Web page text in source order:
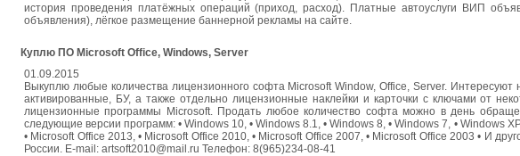
история проведения платёжных операций (приход, расход). Платные автоуслуги ВИП
объявления), лёгкое размещение баннерной рекламы на сайте.
Куплю ПО Microsoft Office, Windows, Server
01.09.2015
Выкуплю любые количества лицензионного софта Microsoft Window, Office, Server.
активированные, БУ, а также отдельно лицензионные наклейки и карточки с ключами от
лицензионные программы Microsoft. Продать любое количество софта можно в день
следующие версии программ: • Windows 10, • Windows 8.1, • Windows 8, • Windows 7, • Windows
• Microsoft Office 2013, • Microsoft Office 2010, • Microsoft Office 2007, • Microsoft Office 2003 • И
России. E-mail: artsoft2010@mail.ru Телефон: 8(965)234-08-41